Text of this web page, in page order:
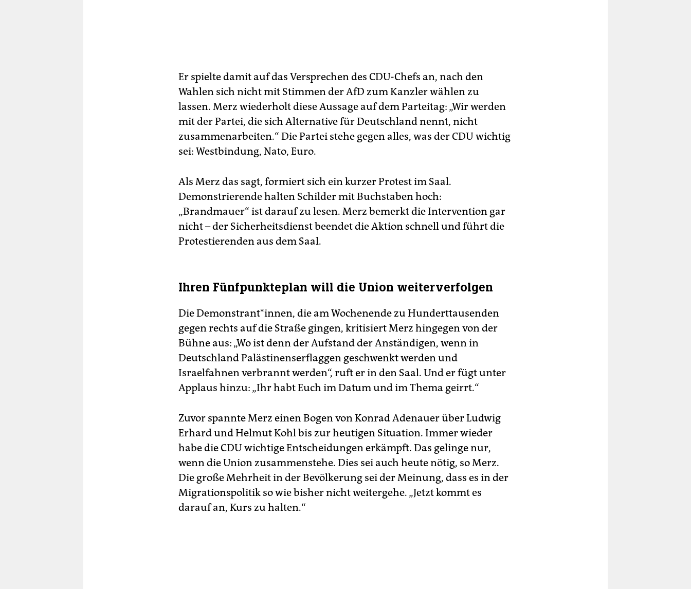
Er spielte damit auf das Versprechen des CDU-Chefs an, nach den
Wahlen sich nicht mit Stimmen der AfD zum Kanzler wählen zu
lassen. Merz wiederholt diese Aussage auf dem Parteitag: „Wir werden
mit der Partei, die sich Alternative für Deutschland nennt, nicht
zusammenarbeiten.“ Die Partei stehe gegen alles, was der CDU wichtig
sei: Westbindung, Nato, Euro.
Als Merz das sagt, formiert sich ein kurzer Protest im Saal.
Demonstrierende halten Schilder mit Buchstaben hoch:
„Brandmauer“ ist darauf zu lesen. Merz bemerkt die Intervention gar
nicht – der Sicherheitsdienst beendet die Aktion schnell und führt die
Protestierenden aus dem Saal.
Ihren Fünfpunkteplan will die Union weiterverfolgen
Die Demonstrant*innen, die am Wochenende zu Hunderttausenden
gegen rechts auf die Straße gingen, kritisiert Merz hingegen von der
Bühne aus: „Wo ist denn der Aufstand der Anständigen, wenn in
Deutschland Palästinenserflaggen geschwenkt werden und
Israelfahnen verbrannt werden“, ruft er in den Saal. Und er fügt unter
Applaus hinzu: „Ihr habt Euch im Datum und im Thema geirrt.“
Zuvor spannte Merz einen Bogen von Konrad Adenauer über Ludwig
Erhard und Helmut Kohl bis zur heutigen Situation. Immer wieder
habe die CDU wichtige Entscheidungen erkämpft. Das gelinge nur,
wenn die Union zusammenstehe. Dies sei auch heute nötig, so Merz.
Die große Mehrheit in der Bevölkerung sei der Meinung, dass es in der
Migrationspolitik so wie bisher nicht weitergehe. „Jetzt kommt es
darauf an, Kurs zu halten.“